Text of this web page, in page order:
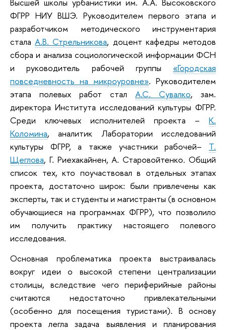
Высшей школы урбанистики им. А.А. Высоковского
ФГРР НИУ ВШЭ. Руководителем первого этапа и
разработчиком методического инструментария
сталаА.В. Стрельникова, доцент кафедры методов
сбора и анализа социологической информации ФСН
и руководитель рабочей группы «Городская
повседневность на микроуровне». Руководителем
этапа полевых работ стал А.С. Сувалко, зам.
директора Института исследований культуры ФГРР.
Среди ключевых исполнителей проекта – К.
Коломина, аналитик Лаборатории исследований
культуры ФГРР, а также участники рабочей– Т.
Щеглова, Г. Риехакайнен, А. Старовойтенко. Общий
список тех, кто поучаствовал в отдельных этапах
проекта, достаточно широк: были привлечены как
эксперты, так и студенты и магистранты (в основном
обучающиеся на программах ФГРР), что позволило
им получить практику настоящего полевого
исследования.
Основная проблематика проекта выстраивалась
вокруг идеи о высокой степени централизации
столицы, вследствие чего периферийные районы
считаются недостаточно привлекательными
(особенно для посещения туристами). В основу
проекта легла задача выявления и планирования